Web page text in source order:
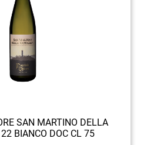
SAN MARTINO DELLA
BIANCO DOC CL 75